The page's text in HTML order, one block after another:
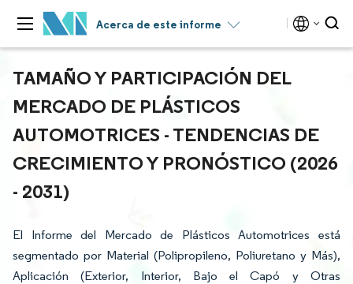
Acerca de este informe
TAMAÑO Y PARTICIPACIÓN DEL
MERCADO DE PLÁSTICOS
AUTOMOTRICES - TENDENCIAS DE
CRECIMIENTO Y PRONÓSTICO (2026
- 2031)
El Informe del Mercado de Plásticos Automotrices está
segmentado por Material (Polipropileno, Poliuretano y Más),
Aplicación (Exterior, Interior, Bajo el Capó y Otras